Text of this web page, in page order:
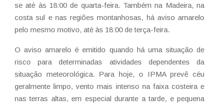
se até às 18:00 de quarta-feira. Também na Madeira, na
costa sul e nas regiões montanhosas, há aviso amarelo
pelo mesmo motivo, até às 18:00 de terça-feira.
O aviso amarelo é emitido quando há uma situação de
risco para determinadas atividades dependentes da
situação meteorológica. Para hoje, o IPMA prevê céu
geralmente limpo, vento mais intenso na faixa costeira e
nas terras altas, em especial durante a tarde, e pequena